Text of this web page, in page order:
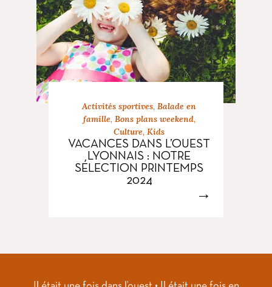
Activités sportives, Balade en
famille, Bons plans weekend,
Culture, Kids
VACANCES DANS L’OUEST
LYONNAIS : NOTRE
SÉLECTION PRINTEMPS
2024
→